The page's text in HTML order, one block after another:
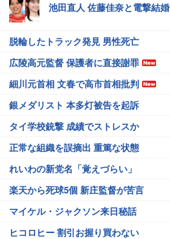
池田直人 佐藤佳奈と電撃結婚
脱輪したトラック発見 男性死亡
広陵高元監督 保護者に直接謝罪
細川元首相 文春で高市首相批判
銀メダリスト 本多灯被告を起訴
タイ学校銃撃 成績でストレスか
正常な組織を誤摘出 重篤な状態
れいわの新党名「覚えづらい」
楽天から死球5個 新庄監督が苦言
マイケル・ジャクソン来日秘話
ヒコロヒー 割引お握り買わない